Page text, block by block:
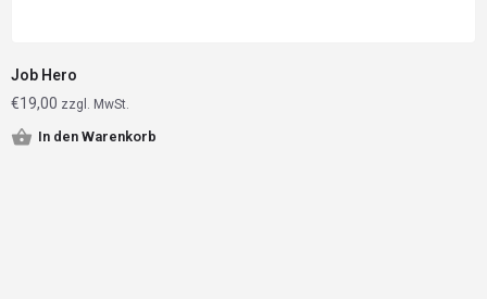
Job Hero
€19,00 zzgl. MwSt.
In den Warenkorb